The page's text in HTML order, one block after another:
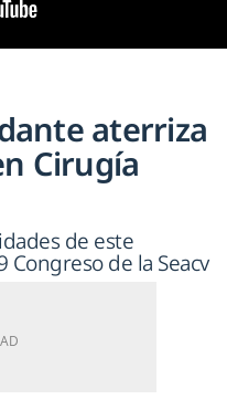
aterriza
Cirugía
de este
de la Seacv